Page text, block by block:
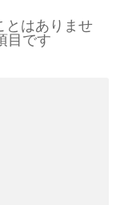
とはありませ
目です